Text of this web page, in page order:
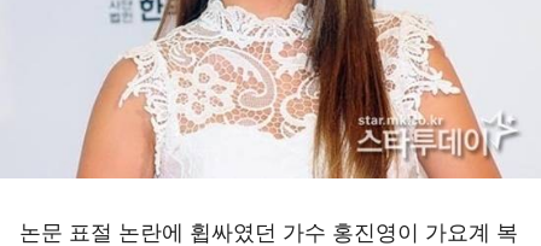
논문 표절 논란에 휩싸였던 가수 홍진영이 가요계 복